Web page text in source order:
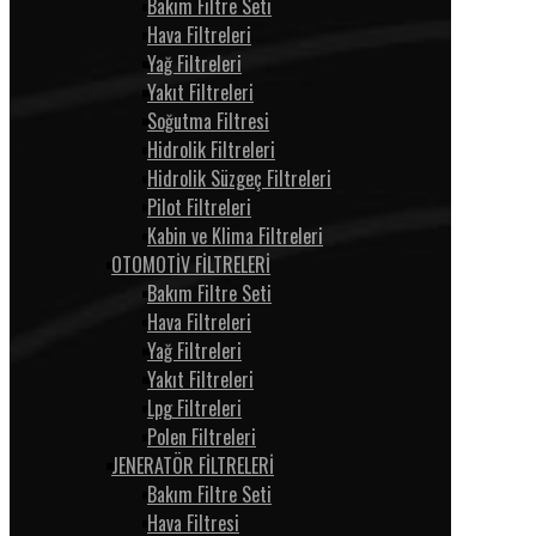
Bakım Filtre Seti
Hava Filtreleri
Yağ Filtreleri
Yakıt Filtreleri
Soğutma Filtresi
Hidrolik Filtreleri
Hidrolik Süzgeç Filtreleri
Pilot Filtreleri
Kabin ve Klima Filtreleri
OTOMOTİV FİLTRELERİ
Bakım Filtre Seti
Hava Filtreleri
Yağ Filtreleri
Yakıt Filtreleri
Lpg Filtreleri
Polen Filtreleri
JENERATÖR FİLTRELERİ
Bakım Filtre Seti
Hava Filtresi